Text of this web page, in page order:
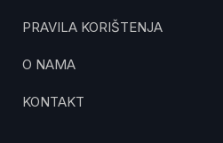
PRAVILA KORIŠTENJA
O NAMA
KONTAKT